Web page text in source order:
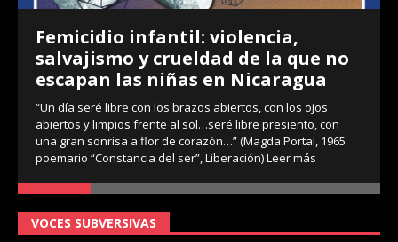
Femicidio infantil: violencia,
salvajismo y crueldad de la que no
escapan las niñas en Nicaragua
“Un día seré libre con los brazos abiertos, con los ojos
abiertos y limpios frente al sol…seré libre presiento, con
una gran sonrisa a flor de corazón…” (Magda Portal, 1965
poemario “Constancia del ser”, Liberación)Leer más
VOCES SUBVERSIVAS